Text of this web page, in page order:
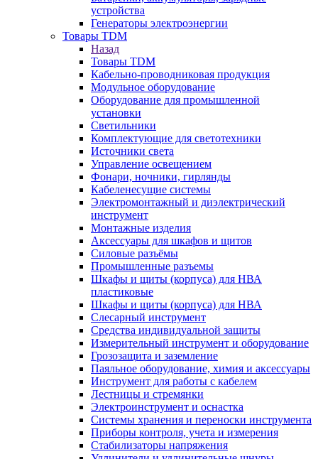
устройства
Генераторы электроэнергии
Товары TDM
Назад
Товары TDM
Кабельно-проводниковая продукция
Модульное оборудование
Оборудование для промышленной
установки
Светильники
Комплектующие для светотехники
Источники света
Управление освещением
Фонари, ночники, гирлянды
Кабеленесущие системы
Электромонтажный и диэлектрический
инструмент
Монтажные изделия
Аксессуары для шкафов и щитов
Силовые разъёмы
Промышленные разъемы
Шкафы и щиты (корпуса) для НВА
пластиковые
Шкафы и щиты (корпуса) для НВА
Слесарный инструмент
Средства индивидуальной защиты
Измерительный инструмент и оборудование
Грозозащита и заземление
Паяльное оборудование, химия и аксессуары
Инструмент для работы с кабелем
Лестницы и стремянки
Электроинструмент и оснастка
Системы хранения и переноски инструмента
Приборы контроля, учета и измерения
Стабилизаторы напряжения